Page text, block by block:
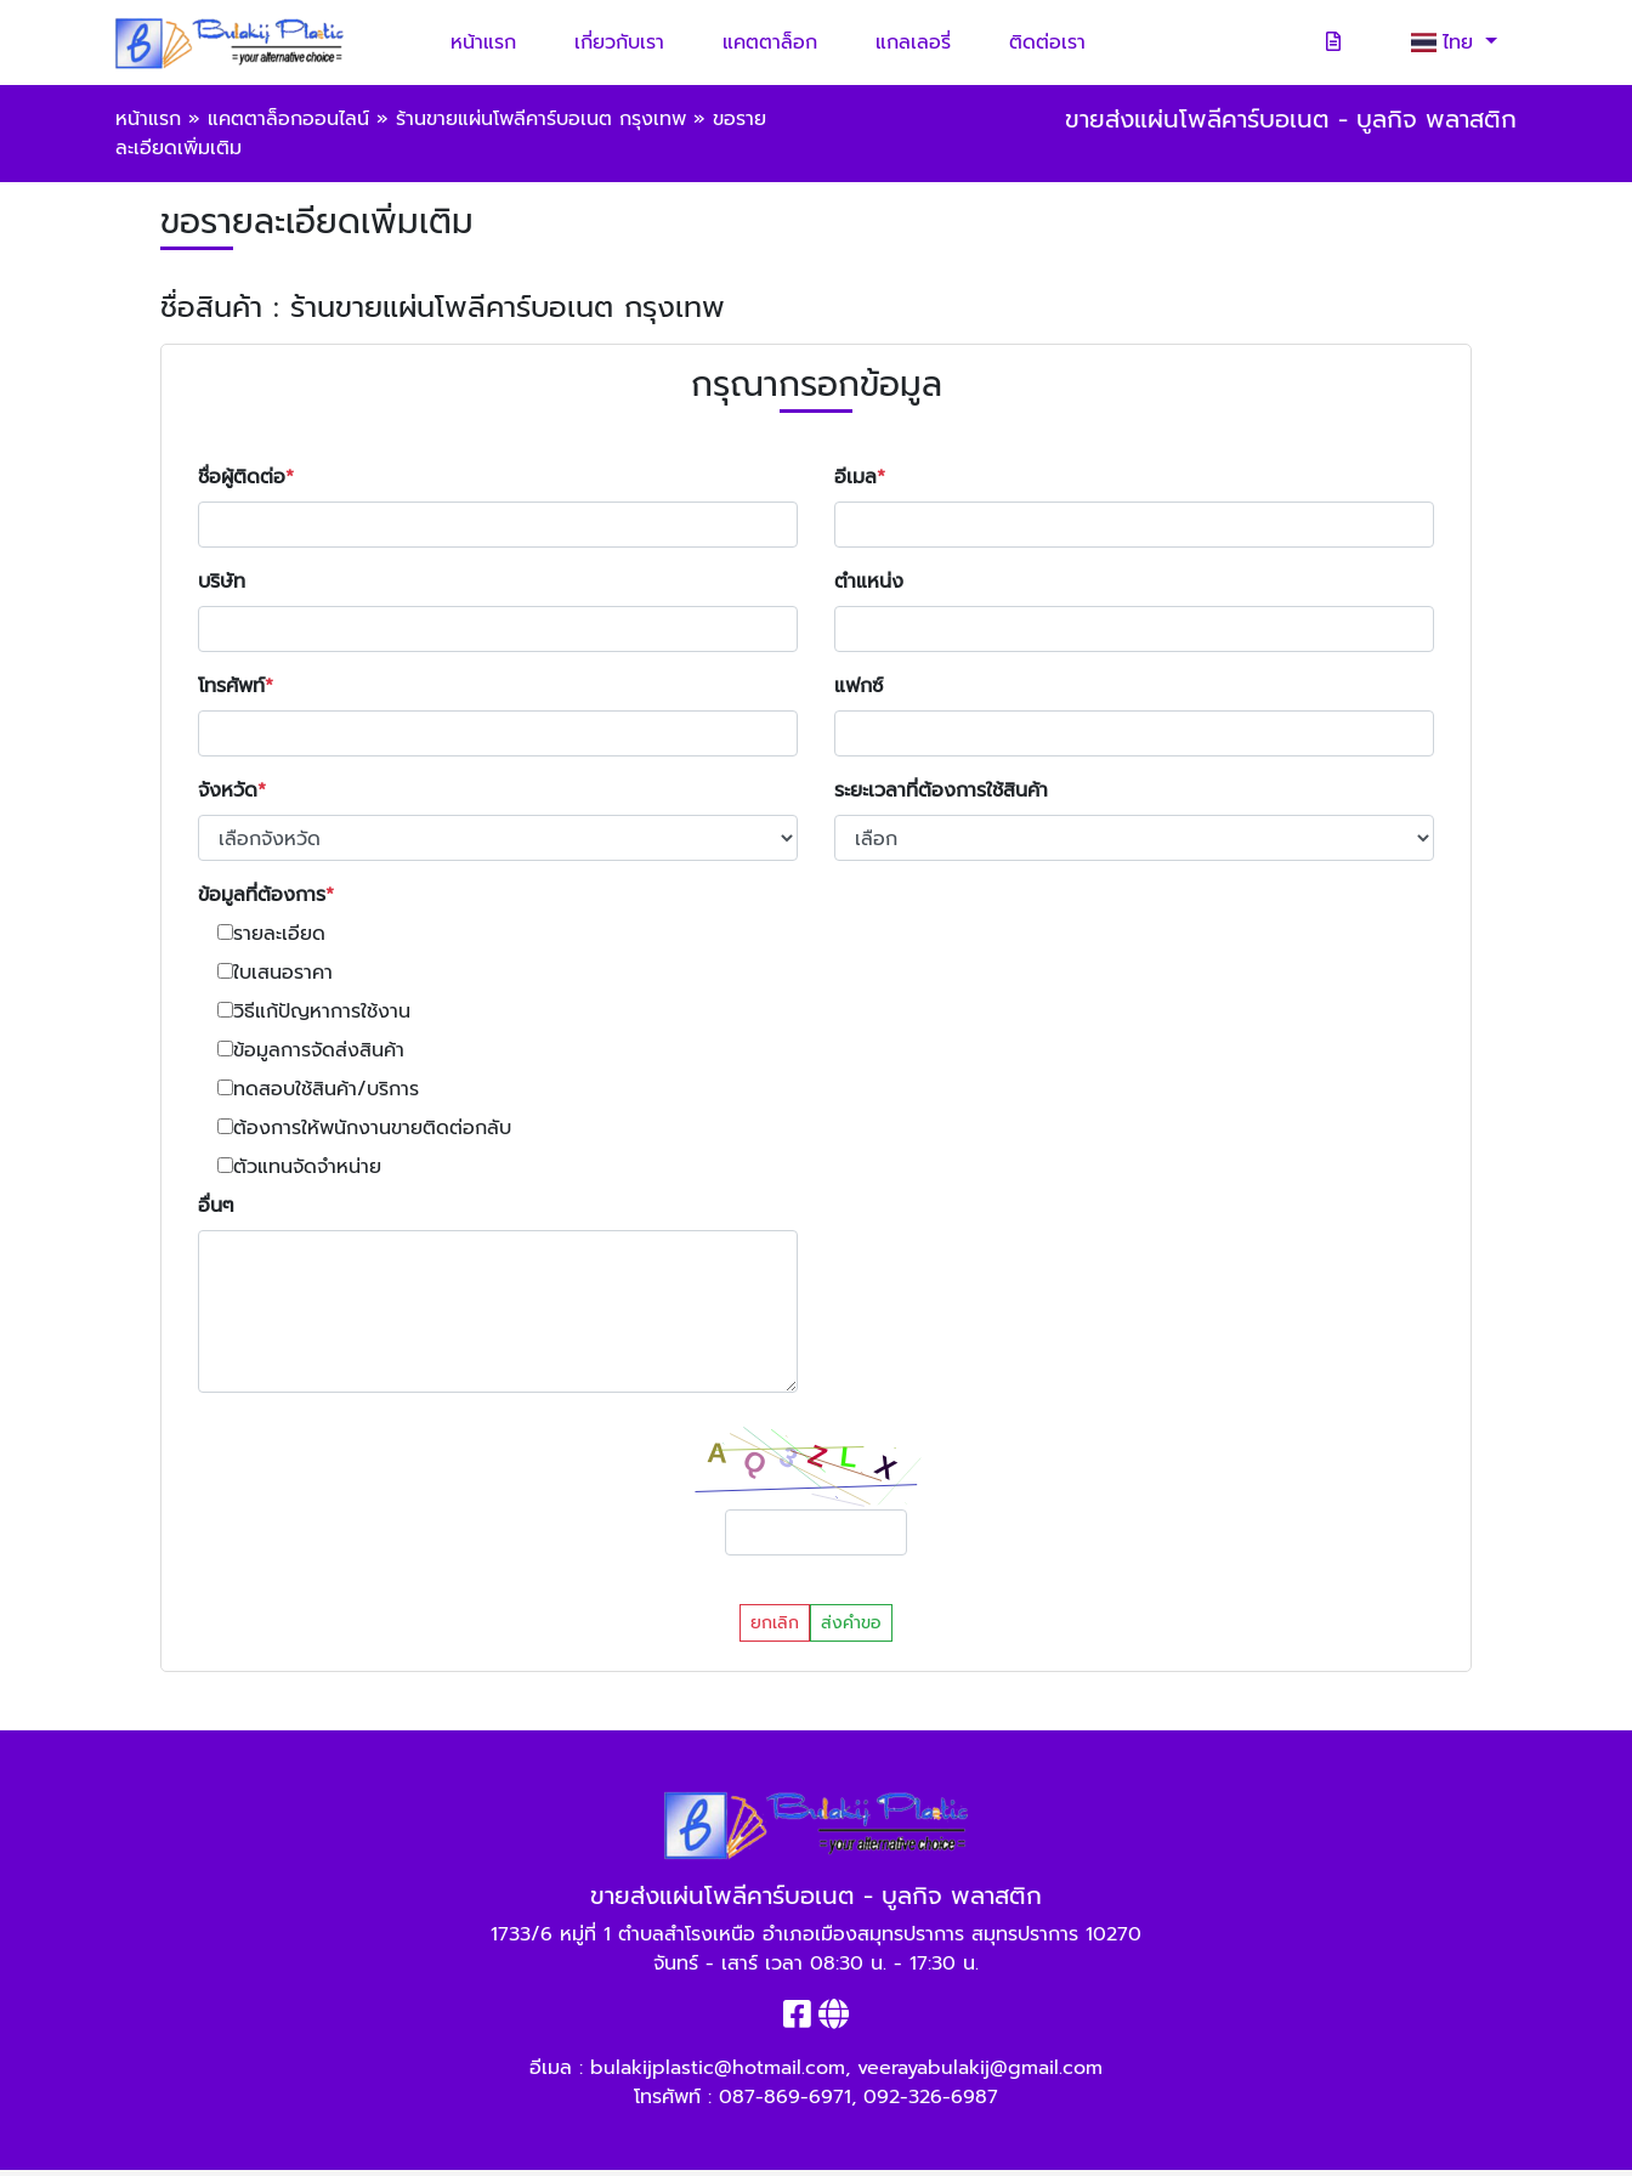
หน้าแรก เกี่ยวกับเรา แคตตาล็อก แกลเลอรี่ ติดต่อเรา ไทย
หน้าแรก » แคตตาล็อกออนไลน์ » ร้านขายแผ่นโพลีคาร์บอเนต กรุงเทพ » ขอราย
ละเอียดเพิ่มเติม
ขายส่งแผ่นโพลีคาร์บอเนต - บูลกิจ พลาสติก
ขอรายละเอียดเพิ่มเติม
ชื่อสินค้า : ร้านขายแผ่นโพลีคาร์บอเนต กรุงเทพ
กรุณากรอกข้อมูล
ชื่อผู้ติดต่อ อีเมล
บริษัท ตำแหน่ง
โทรศัพท์ แฟกซ์
จังหวัด ระยะเวลาที่ต้องการใช้สินค้า
ข้อมูลที่ต้องการ
รายละเอียด
ใบเสนอราคา
วิธีแก้ปัญหาการใช้งาน
ข้อมูลการจัดส่งสินค้า
ทดสอบใช้สินค้า/บริการ
ต้องการให้พนักงานขายติดต่อกลับ
ตัวแทนจัดจำหน่าย
อื่นๆ
ยกเลิก ส่งคำขอ
ขายส่งแผ่นโพลีคาร์บอเนต - บูลกิจ พลาสติก
1733/6 หมู่ที่ 1 ตำบลสำโรงเหนือ อำเภอเมืองสมุทรปราการ สมุทรปราการ 10270
จันทร์ - เสาร์ เวลา 08:30 น. - 17:30 น.
อีเมล : bulakijplastic@hotmail.com, veerayabulakij@gmail.com
โทรศัพท์ : 087-869-6971, 092-326-6987